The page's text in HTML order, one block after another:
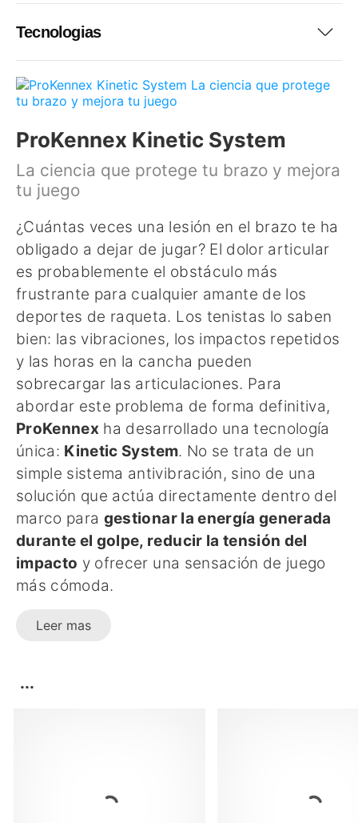
Tecnologias
ProKennex Kinetic System
La ciencia que protege tu brazo y mejora
tu juego
¿Cuántas veces una lesión en el brazo te ha
obligado a dejar de jugar? El dolor articular
es probablemente el obstáculo más
frustrante para cualquier amante de los
deportes de raqueta. Los tenistas lo saben
bien: las vibraciones, los impactos repetidos
y las horas en la cancha pueden
sobrecargar las articulaciones. Para
abordar este problema de forma definitiva,
ProKennex ha desarrollado una tecnología
única: Kinetic System. No se trata de un
simple sistema antivibración, sino de una
solución que actúa directamente dentro del
marco para gestionar la energía generada
durante el golpe, reducir la tensión del
impacto y ofrecer una sensación de juego
más cómoda.
Leer mas
...